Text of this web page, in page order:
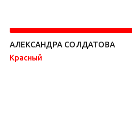
АЛЕКСАНДРА СОЛДАТОВА
Красный